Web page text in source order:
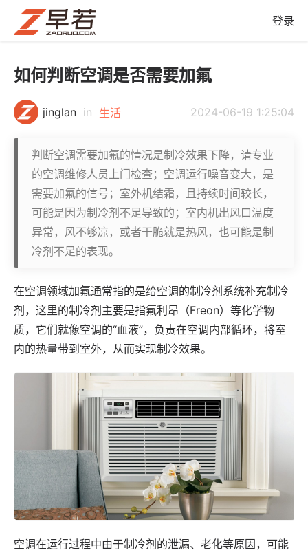
登录
如何判断空调是否需要加氟
jinglan in 生活 2024-06-19 1:25:04
判断空调需要加氟的情况是制冷效果下降，请专业
的空调维修人员上门检查；空调运行噪音变大，是
需要加氟的信号；室外机结霜，且持续时间较长，
可能是因为制冷剂不足导致的；室内机出风口温度
异常，风不够凉，或者干脆就是热风，也可能是制
冷剂不足的表现。
在空调领域加氟通常指的是给空调的制冷剂系统补充制冷
剂，这里的制冷剂主要是指氟利昂（Freon）等化学物
质，它们就像空调的“血液”，负责在空调内部循环，将室
内的热量带到室外，从而实现制冷效果。
空调在运行过程中由于制冷剂的泄漏、老化等原因，可能